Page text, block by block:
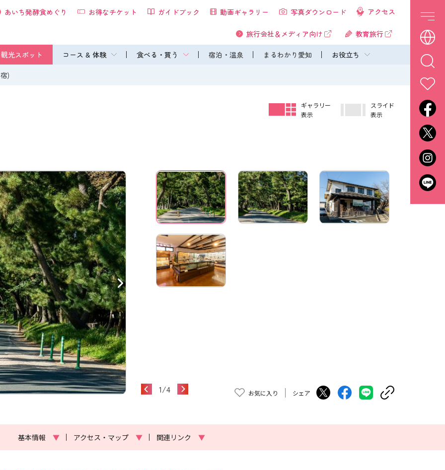
観光スポット コース & 体験 食べる・買う 宿泊・温泉 まるわかり愛知 お役立ち
あいち発酵食めぐり お得なチケット ガイドブック 動画ギャラリー 写真ダウンロード アクセス
旅行会社＆メディア向け 教育旅行
)
ギャラリー
表示
スライド
表示
1/4 お気に入り シェア
基本情報 ▼ アクセス・マップ ▼ 関連リンク ▼